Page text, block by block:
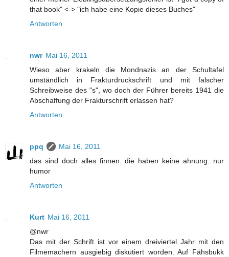
that book" <-> "ich habe eine Kopie dieses Buches"
Antworten
nwr Mai 16, 2011
Wieso aber krakeln die Mondnazis an der Schultafel
umständlich in Frakturdruckschrift und mit falscher
Schreibweise des "s", wo doch der Führer bereits 1941 die
Abschaffung der Frakturschrift erlassen hat?
Antworten
ppq
Mai 16, 2011
das sind doch alles finnen. die haben keine ahnung. nur
humor
Antworten
Kurt Mai 16, 2011
@nwr
Das mit der Schrift ist vor einem dreiviertel Jahr mit den
Filmemachern ausgiebig diskutiert worden. Auf Fähsbukk